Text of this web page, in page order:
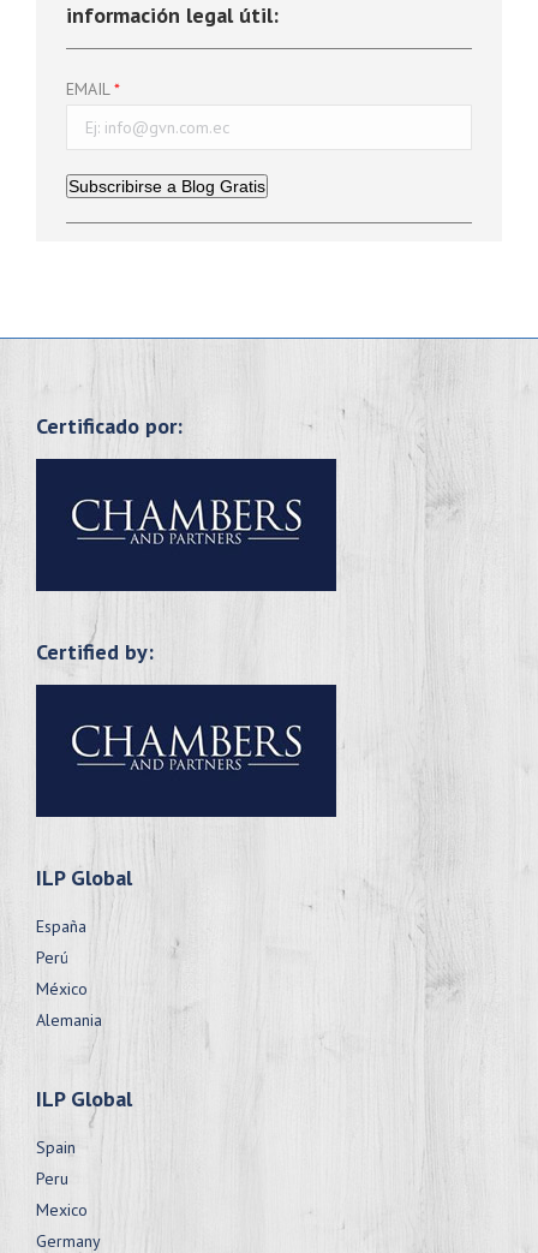
información legal útil:
EMAIL
Subscribirse a Blog Gratis
Certificado por:
Certified by:
ILP Global
España
Perú
México
Alemania
ILP Global
Spain
Peru
Mexico
Germany